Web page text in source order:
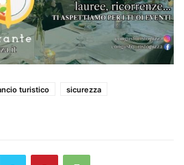
turistico
sicurezza